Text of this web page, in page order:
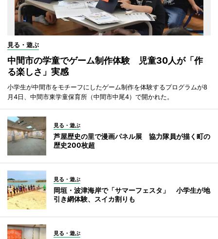
見る・遊ぶ
中間市の学童でゲーム制作体験 児童30人が「作
る楽しさ」実感
小学生が中間市をモチーフにしたゲーム制作を体験するプログラムが8
月4日、中間市東学童保育所（中間市中尾4）で開かれた。
見る・遊ぶ
芦屋歴史の里で漫画パネル展 協力隊員が描く町の
歴史200枚超
見る・遊ぶ
岡垣・波津海岸で「サマーフェスタ」 小学生が地
引き網体験、スイカ割りも
見る・遊ぶ